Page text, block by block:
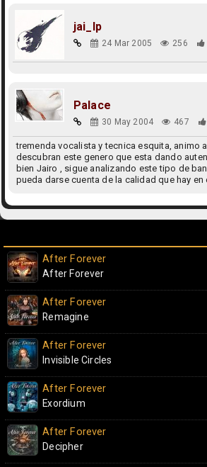
jai_lp
24 Mar 2005 256
Palace
30 May 2004 467
tremenda vocalista y tecnica esquita, animo
descubran este genero que esta dando
bien Jairo , sigue analizando este tipo de
pueda darse cuenta de la calidad que hay
After Forever
After Forever
After Forever
Remagine
After Forever
Invisible Circles
After Forever
Exordium
After Forever
Decipher